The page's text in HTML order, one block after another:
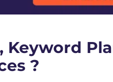
Keyword
?